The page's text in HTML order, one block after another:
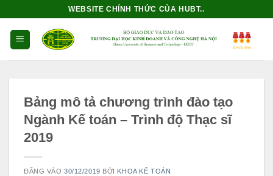
dung
WEBSITE CHÍNH THỨC CỦA HUBT..
Bảng mô tả chương trình đào tạo
Ngành Kế toán – Trình độ Thạc sĩ
2019
ĐĂNG VÀO30/12/2019 BỞI KHOA KẾ TOÁN